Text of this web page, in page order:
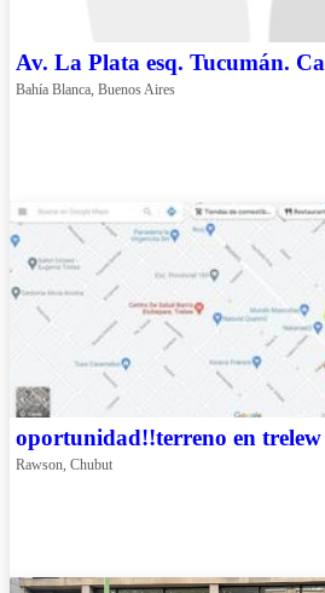
Av. La Plata esq. Tucumán.
Bahía Blanca, Buenos Aires
oportunidad!!terreno en trelew
Rawson, Chubut